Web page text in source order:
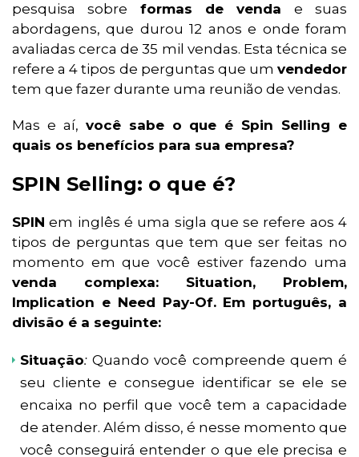
pesquisa sobre formas de venda e suas
abordagens, que durou 12 anos e onde foram
avaliadas cerca de 35 mil vendas. Esta técnica se
refere a 4 tipos de perguntas que um vendedor
tem que fazer durante uma reunião de vendas.
Mas e aí, você sabe o que é Spin Selling e
quais os benefícios para sua empresa?
SPIN Selling: o que é?
SPIN em inglês é uma sigla que se refere aos 4
tipos de perguntas que tem que ser feitas no
momento em que você estiver fazendo uma
venda complexa: Situation, Problem,
Implication e Need Pay-Of. Em português, a
divisão é a seguinte:
Situação:Quando você compreende quem é
seu cliente e consegue identificar se ele se
encaixa no perfil que você tem a capacidade
de atender. Além disso, é nesse momento que
você conseguirá entender o que ele precisa e